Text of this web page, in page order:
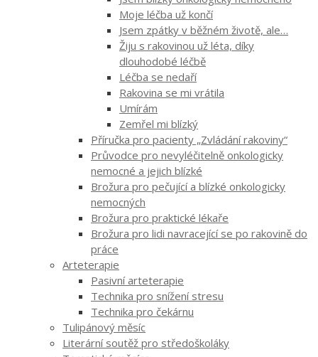
Moje léčba už končí
Jsem zpátky v běžném životě, ale…
Žiju s rakovinou už léta, díky
dlouhodobé léčbě
Léčba se nedaří
Rakovina se mi vrátila
Umírám
Zemřel mi blízký
Příručka pro pacienty „Zvládání rakoviny“
Průvodce pro nevyléčitelně onkologicky
nemocné a jejich blízké
Brožura pro pečující a blízké onkologicky
nemocných
Brožura pro praktické lékaře
Brožura pro lidi navracející se po rakovině do
práce
Arteterapie
Pasivní arteterapie
Technika pro snížení stresu
Technika pro čekárnu
Tulipánový měsíc
Literární soutěž pro středoškoláky